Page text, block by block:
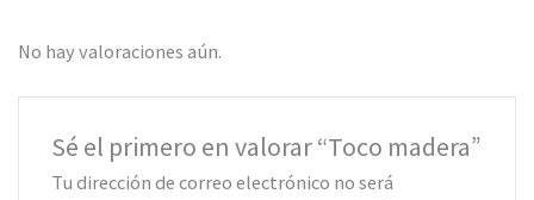
No hay valoraciones aún.
Sé el primero en valorar “Toco madera”
Tu dirección de correo electrónico no será